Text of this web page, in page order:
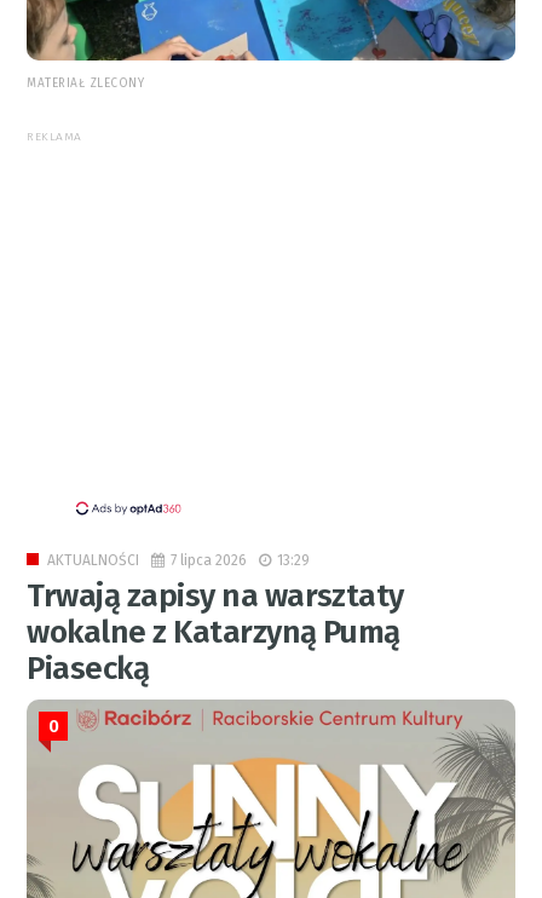
MATERIAŁ ZLECONY
REKLAMA
AKTUALNOŚCI 7 lipca 2026 13:29
Trwają zapisy na warsztaty
wokalne z Katarzyną Pumą
Piasecką
0